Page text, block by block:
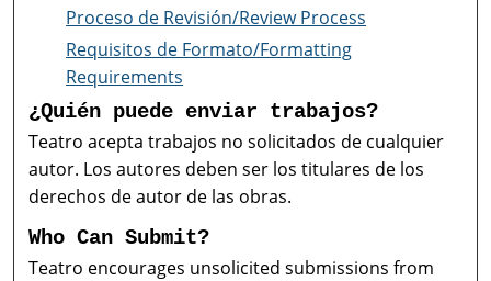
Proceso de Revisión/Review Process
Requisitos de Formato/Formatting
Requirements
¿Quién puede enviar trabajos?
Teatro acepta trabajos no solicitados de cualquier
autor. Los autores deben ser los titulares de los
derechos de autor de las obras.
Who Can Submit?
Teatro encourages unsolicited submissions from